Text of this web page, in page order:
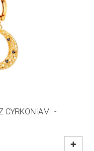
CYRKONIAMI -